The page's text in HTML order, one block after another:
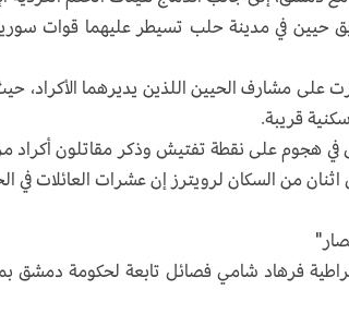
في مدينة حلب تسيطر عليهما قوات سوريا
على مشارف الحيين اللذين يديرهما الأكراد،
قريبة.
هجوم على نقطة تفتيش وذكر مقاتلون أكراد
من السكان لرويترز إن عشرات العائلات في
فرهاد شامي فصائل تابعة لحكومة دمشق